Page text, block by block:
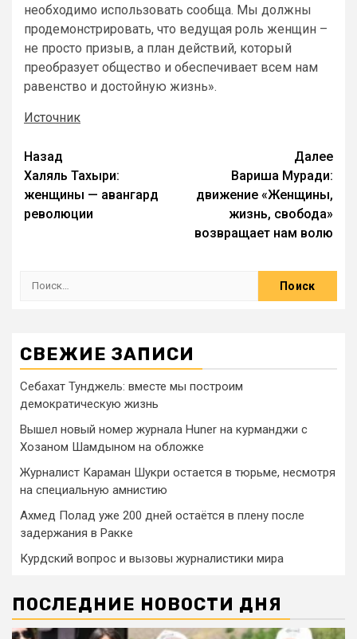
необходимо использовать сообща. Мы должны
продемонстрировать, что ведущая роль женщин –
не просто призыв, а план действий, который
преобразует общество и обеспечивает всем нам
равенство и достойную жизнь».
Источник
Назад
Халяль Тахыри:
женщины — авангард
революции
Далее
Вариша Муради:
движение «Женщины,
жизнь, свобода»
возвращает нам волю
СВЕЖИЕ ЗАПИСИ
Себахат Тунджель: вместе мы построим
демократическую жизнь
Вышел новый номер журнала Huner на курманджи с
Хозаном Шамдыном на обложке
Журналист Караман Шукри остается в тюрьме, несмотря
на специальную амнистию
Ахмед Полад уже 200 дней остаётся в плену после
задержания в Ракке
Курдский вопрос и вызовы журналистики мира
ПОСЛЕДНИЕ НОВОСТИ ДНЯ